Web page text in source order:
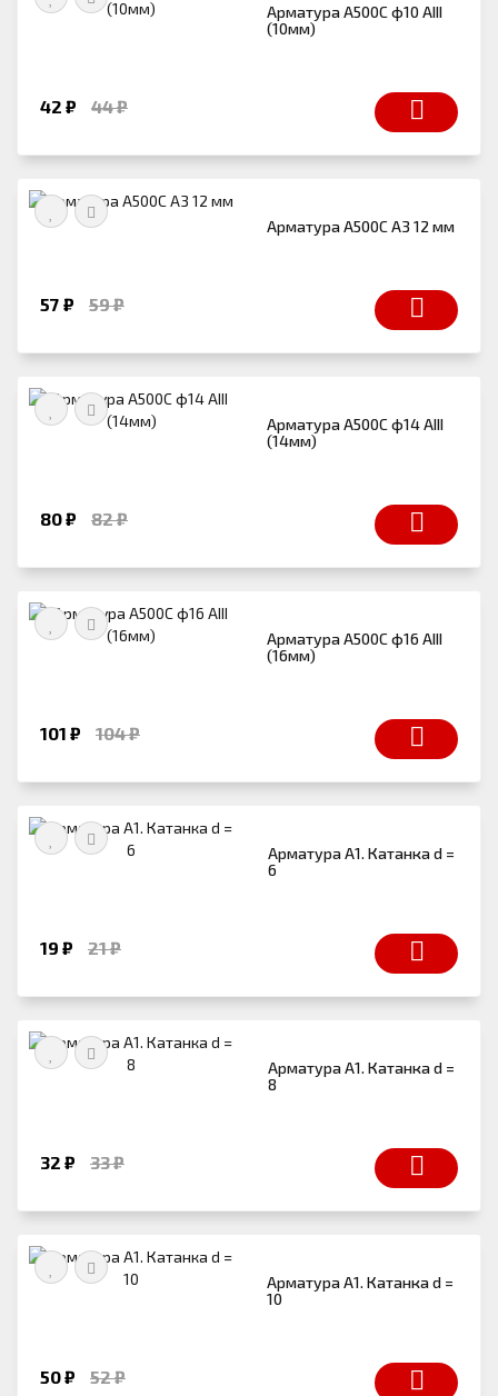
Арматура А500С ф10 АIII
(10мм)
42 ₽ 44 ₽
Арматура А500С А3 12 мм
57 ₽ 59 ₽
Арматура А500С ф14 АIII
(14мм)
80 ₽ 82 ₽
Арматура А500С ф16 АIII
(16мм)
101 ₽ 104 ₽
Арматура А1. Катанка d =
6
19 ₽ 21 ₽
Арматура А1. Катанка d =
8
32 ₽ 33 ₽
Арматура А1. Катанка d =
10
50 ₽ 52 ₽